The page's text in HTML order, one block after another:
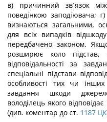
в) причинний зв´язок
поведінкою заподіювача;
визнаються загальними,
для всіх випадків
передбачено законом.
розширює коло підстав,
відповідальності за
спеціальні підстави
особливості тих чи
завдання шкоди
володілець якого
(див. коментар до ст. 1187 ЦК